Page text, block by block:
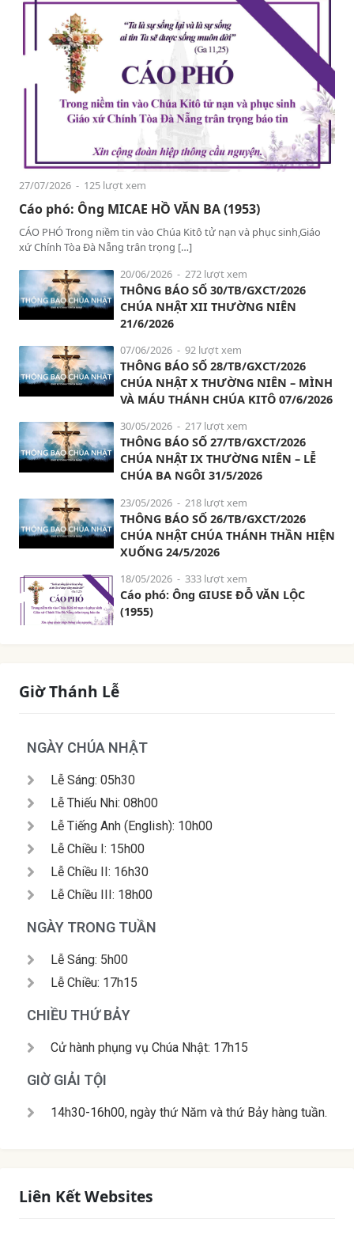
27/07/2026 - 125 lượt xem
Cáo phó: Ông MICAE HỒ VĂN BA (1953)
CÁO PHÓ Trong niềm tin vào Chúa Kitô tử nạn và phục sinh,Giáo
xứ Chính Tòa Đà Nẵng trân trọng […]
20/06/2026 - 272 lượt xem
THÔNG BÁO SỐ 30/TB/GXCT/2026
CHÚA NHẬT XII THƯỜNG NIÊN
21/6/2026
07/06/2026 - 92 lượt xem
THÔNG BÁO SỐ 28/TB/GXCT/2026
CHÚA NHẬT X THƯỜNG NIÊN – MÌNH
VÀ MÁU THÁNH CHÚA KITÔ 07/6/2026
30/05/2026 - 217 lượt xem
THÔNG BÁO SỐ 27/TB/GXCT/2026
CHÚA NHẬT IX THƯỜNG NIÊN – LỄ
CHÚA BA NGÔI 31/5/2026
23/05/2026 - 218 lượt xem
THÔNG BÁO SỐ 26/TB/GXCT/2026
CHÚA NHẬT CHÚA THÁNH THẦN HIỆN
XUỐNG 24/5/2026
18/05/2026 - 333 lượt xem
Cáo phó: Ông GIUSE ĐỖ VĂN LỘC
(1955)
Giờ Thánh Lễ
NGÀY CHÚA NHẬT
Lễ Sáng: 05h30
Lễ Thiếu Nhi: 08h00
Lễ Tiếng Anh (English): 10h00
Lễ Chiều I: 15h00
Lễ Chiều II: 16h30
Lễ Chiều III: 18h00
NGÀY TRONG TUẦN
Lễ Sáng: 5h00
Lễ Chiều: 17h15
CHIỀU THỨ BẢY
Cử hành phụng vụ Chúa Nhật: 17h15
GIỜ GIẢI TỘI
14h30-16h00, ngày thứ Năm và thứ Bảy hàng tuần.
Liên Kết Websites